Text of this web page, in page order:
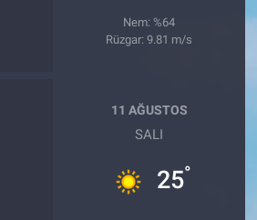
Nem: %64
Rüzgar: 9.81 m/s
11 AĞUSTOS
SALI
25°